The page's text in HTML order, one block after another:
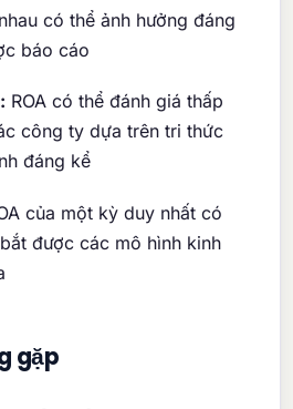
có thể ảnh hưởng đáng
báo cáo
ROA có thể đánh giá thấp
công ty dựa trên tri thức
đáng kể
của một kỳ duy nhất có
được các mô hình kinh
gặp